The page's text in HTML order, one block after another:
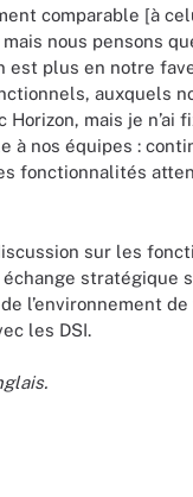
comparable [à
nous pensons
est plus en notre
auxquels
Horizon, mais je n’ai
à nos équipes :
fonctionnalités
sur les
échange stratégique
l’environnement
les DSI.